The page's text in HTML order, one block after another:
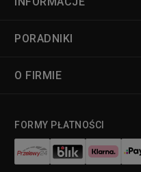
PORADNIKI
O FIRMIE
FORMY PŁATNOŚCI